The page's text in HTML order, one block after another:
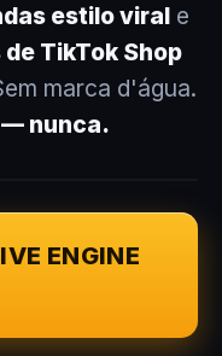
estilo virale
TikTok Shop
marca d'água.
— nunca.
ENGINE